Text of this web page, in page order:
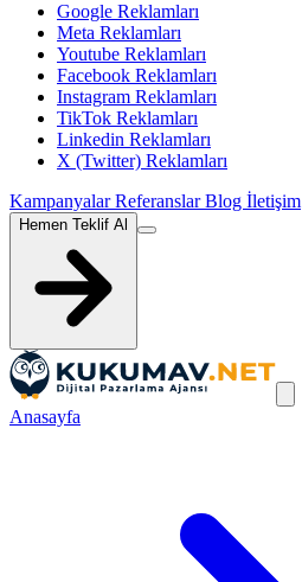
Google Reklamları
Meta Reklamları
Youtube Reklamları
Facebook Reklamları
Instagram Reklamları
TikTok Reklamları
Linkedin Reklamları
X (Twitter) Reklamları
KampanyalarReferanslarBlog İletişim
Hemen Teklif Al
Anasayfa